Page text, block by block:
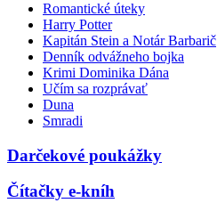
Romantické úteky
Harry Potter
Kapitán Stein a Notár Barbarič
Denník odvážneho bojka
Krimi Dominika Dána
Učím sa rozprávať
Duna
Smradi
Darčekové poukážky
Čítačky e-kníh